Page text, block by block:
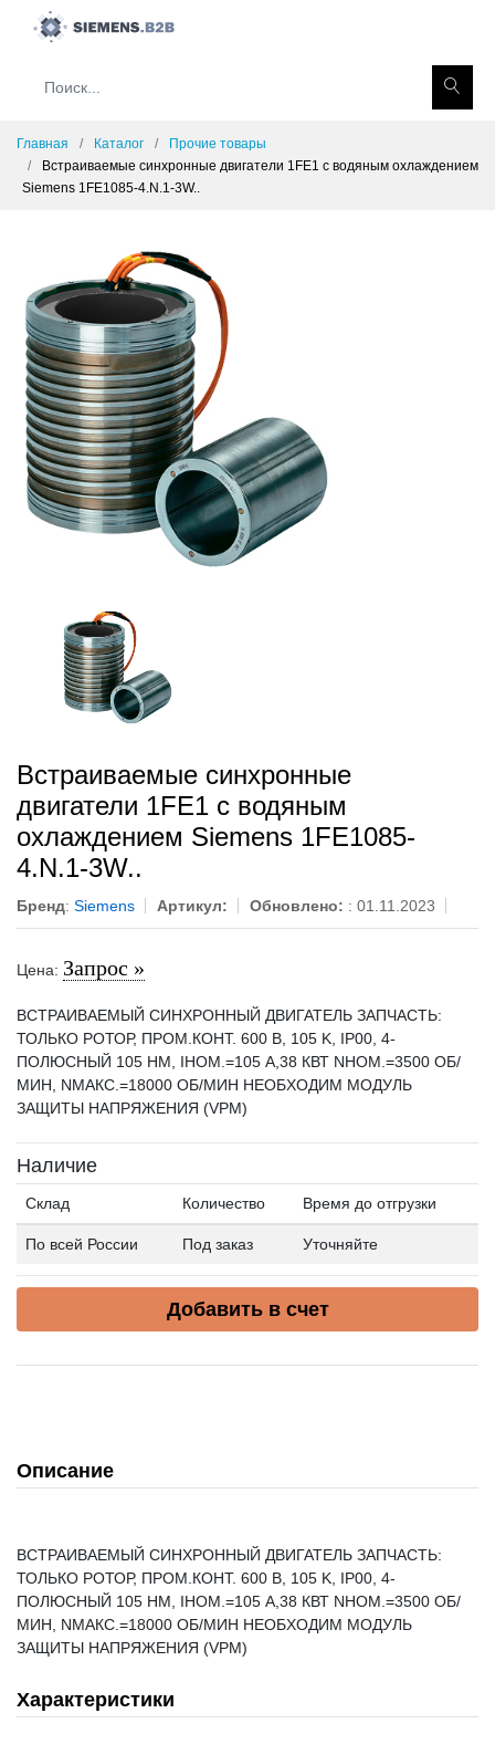
Главная Каталог
Прочие товары
Встраиваемые синхронные двигатели 1FE1 с водяным охлаждением
Siemens 1FE1085-4.N.1-3W..
Встраиваемые синхронные
двигатели 1FE1 с водяным
охлаждением Siemens 1FE1085-
4.N.1-3W..
Бренд: Siemens Артикул: Обновлено: : 01.11.2023
Цена: Запрос »
ВСТРАИВАЕМЫЙ СИНХРОННЫЙ ДВИГАТЕЛЬ ЗАПЧАСТЬ:
ТОЛЬКО РОТОР, ПРОМ.КОНТ. 600 В, 105 K, IP00, 4-
ПОЛЮСНЫЙ 105 HM, IНОМ.=105 A,38 КВТ NНОМ.=3500 ОБ/
МИН, NМАКС.=18000 ОБ/МИН НЕОБХОДИМ МОДУЛЬ
ЗАЩИТЫ НАПРЯЖЕНИЯ (VPM)
Наличие
Склад Количество Время до отгрузки
По всей России Под заказ Уточняйте
Добавить в счет
Описание
ВСТРАИВАЕМЫЙ СИНХРОННЫЙ ДВИГАТЕЛЬ ЗАПЧАСТЬ:
ТОЛЬКО РОТОР, ПРОМ.КОНТ. 600 В, 105 K, IP00, 4-
ПОЛЮСНЫЙ 105 HM, IНОМ.=105 A,38 КВТ NНОМ.=3500 ОБ/
МИН, NМАКС.=18000 ОБ/МИН НЕОБХОДИМ МОДУЛЬ
ЗАЩИТЫ НАПРЯЖЕНИЯ (VPM)
Характеристики